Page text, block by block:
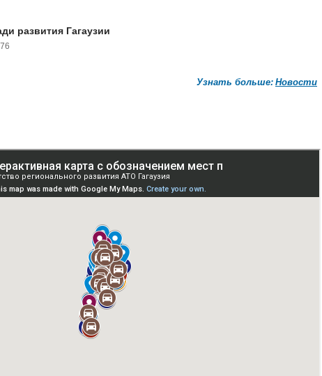
развития Гагаузии
Узнать больше: Новости